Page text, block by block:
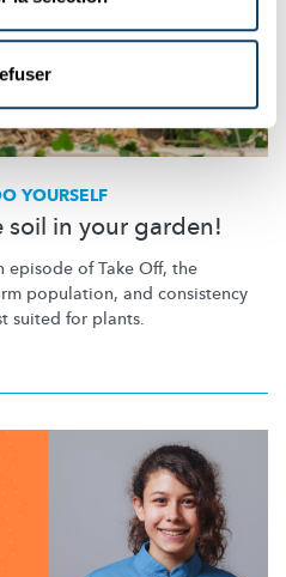
YOURSELF
soil in your garden!
episode of Take Off, the
population, and consistency
suited for plants.